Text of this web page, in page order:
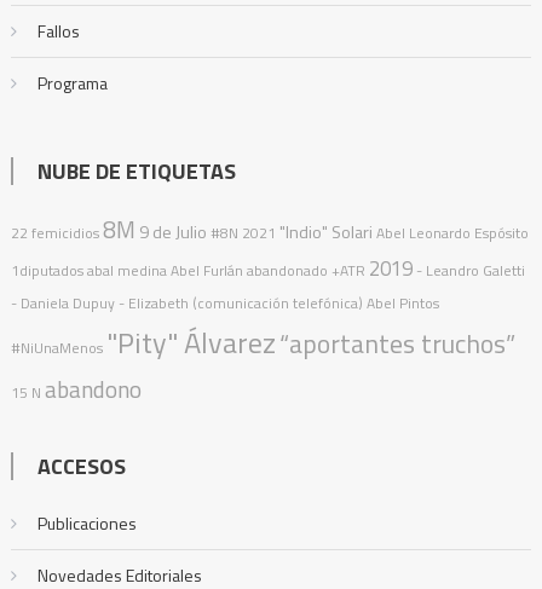
Fallos
Programa
NUBE DE ETIQUETAS
22 femicidios8M 9 de Julio #8N 2021 "Indio" Solari Abel Leonardo Espósito
1diputadosabal medinaAbel Furlán abandonado +ATR 2019 - Leandro Galetti
- Daniela Dupuy - Elizabeth (comunicación telefónica) Abel Pintos
#NiUnaMenos "Pity" Álvarez“aportantes truchos”
15 N abandono
ACCESOS
Publicaciones
Novedades Editoriales